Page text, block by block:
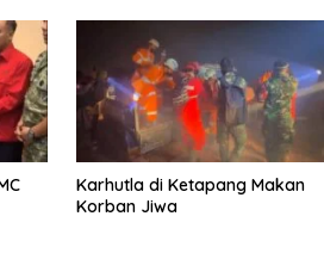
Karhutla di Ketapang Makan
Korban Jiwa